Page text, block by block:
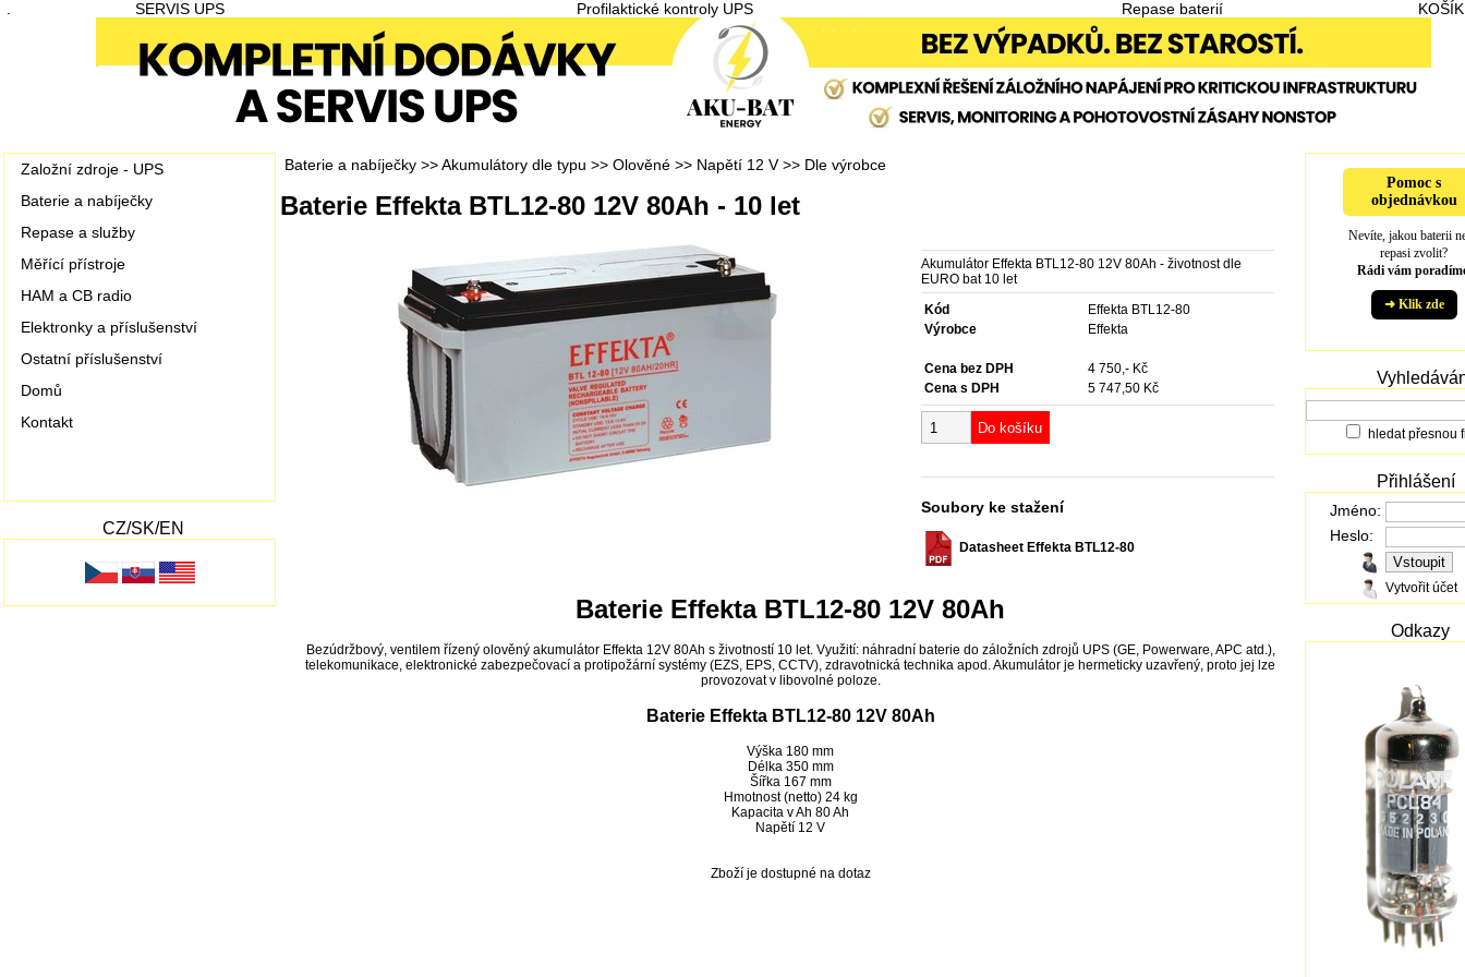
SERVIS UPS Profilaktické kontroly UPS Repase baterií KOŠÍK
Založní zdroje - UPS
Baterie a nabíječky
Repase a služby
Měřící přístroje
HAM a CB radio
Elektronky a příslušenství
Ostatní příslušenství
Domů
Kontakt
CZ/SK/EN
Baterie a nabíječky>>Akumulátory dle typu >> Olověné>> Napětí 12 V>> Dle výrobce
Baterie Effekta BTL12-80 12V 80Ah - 10 let
Akumulátor Effekta BTL12-80 12V 80Ah - životnost dle
EURO bat 10 let
Kód
Effekta BTL12-80
Výrobce
Effekta
Cena bez DPH
4 750,- Kč
Cena s DPH
5 747,50 Kč
Do košíku
Soubory ke stažení
Datasheet Effekta BTL12-80
Baterie Effekta BTL12-80 12V 80Ah
Bezúdržbový, ventilem řízený olověný akumulátor Effekta 12V 80Ah s životností 10 let. Využití: náhradní baterie do záložních zdrojů UPS (GE, Powerware, APC atd.),
telekomunikace, elektronické zabezpečovací a protipožární systémy (EZS, EPS, CCTV), zdravotnická technika apod. Akumulátor je hermeticky uzavřený, proto jej lze
provozovat v libovolné poloze.
Baterie Effekta BTL12-80 12V 80Ah
Výška 180 mm
Délka 350 mm
Šířka 167 mm
Hmotnost (netto) 24 kg
Kapacita v Ah 80 Ah
Napětí 12 V
Zboží je dostupné na dotaz
Pomoc s
objednávkou
Nevíte, jakou baterii
repasi zvolit?
Rádi vám
➜ Klik zde
hledat přesnou
Přihlášení
Jméno:
Heslo:
Vytvořit účet
Odkazy